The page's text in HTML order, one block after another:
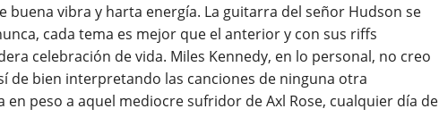
buena vibra y harta energía. La guitarra del señor Hudson se
cada tema es mejor que el anterior y con sus riffs
celebración de vida. Miles Kennedy, en lo personal, no creo
de bien interpretando las canciones de ninguna otra
en peso a aquel mediocre sufridor de Axl Rose, cualquier día de